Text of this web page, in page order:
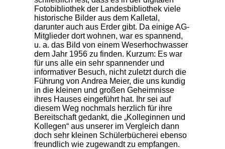
Fotobibliothek der Landesbibliothek viele
historische Bilder aus dem Kalletal,
darunter auch aus Erder gibt. Da einige AG-
Mitglieder dort wohnen, war es spannend,
u. a. das Bild von einem Weserhochwasser
dem Jahr 1956 zu finden. Kurzum: Es war
für uns alle ein sehr spannender und
informativer Besuch, nicht zuletzt durch die
Führung von Andrea Meier, die uns kundig
in die kleinen und großen Geheimnisse
ihres Hauses eingeführt hat. Ihr sei auf
diesem Weg nochmals herzlich für ihre
Bereitschaft gedankt, die „Kolleginnen und
Kollegen“ aus unserer im Vergleich dann
doch sehr kleinen Schülerbücherei ebenso
freundlich wie zugewandt zu empfangen.